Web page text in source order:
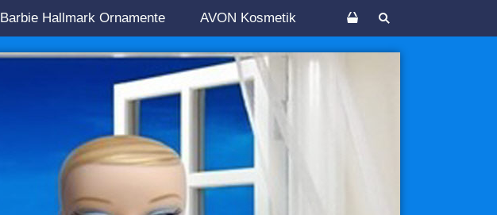
Barbie Hallmark Ornamente AVON Kosmetik